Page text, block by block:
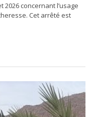
concernant l’usage
Cet arrêté est